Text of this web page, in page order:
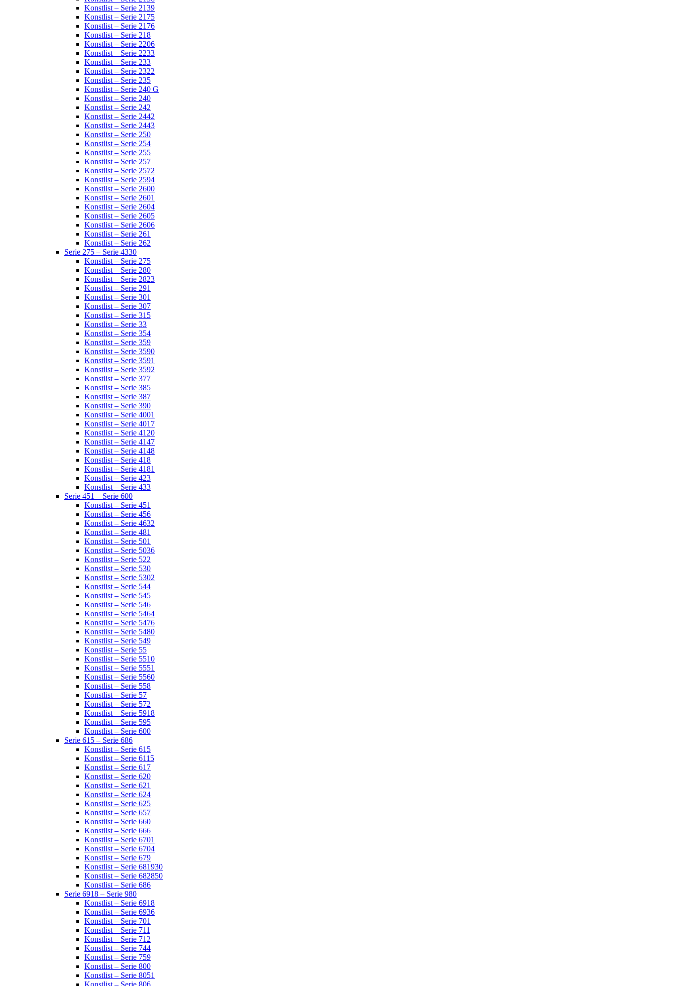
Konstlist – Serie 2139
Konstlist – Serie 2175
Konstlist – Serie 2176
Konstlist – Serie 218
Konstlist – Serie 2206
Konstlist – Serie 2233
Konstlist – Serie 233
Konstlist – Serie 2322
Konstlist – Serie 235
Konstlist – Serie 240 G
Konstlist – Serie 240
Konstlist – Serie 242
Konstlist – Serie 2442
Konstlist – Serie 2443
Konstlist – Serie 250
Konstlist – Serie 254
Konstlist – Serie 255
Konstlist – Serie 257
Konstlist – Serie 2572
Konstlist – Serie 2594
Konstlist – Serie 2600
Konstlist – Serie 2601
Konstlist – Serie 2604
Konstlist – Serie 2605
Konstlist – Serie 2606
Konstlist – Serie 261
Konstlist – Serie 262
Serie 275 – Serie 4330
Konstlist – Serie 275
Konstlist – Serie 280
Konstlist – Serie 2823
Konstlist – Serie 291
Konstlist – Serie 301
Konstlist – Serie 307
Konstlist – Serie 315
Konstlist – Serie 33
Konstlist – Serie 354
Konstlist – Serie 359
Konstlist – Serie 3590
Konstlist – Serie 3591
Konstlist – Serie 3592
Konstlist – Serie 377
Konstlist – Serie 385
Konstlist – Serie 387
Konstlist – Serie 390
Konstlist – Serie 4001
Konstlist – Serie 4017
Konstlist – Serie 4120
Konstlist – Serie 4147
Konstlist – Serie 4148
Konstlist – Serie 418
Konstlist – Serie 4181
Konstlist – Serie 423
Konstlist – Serie 433
Serie 451 – Serie 600
Konstlist – Serie 451
Konstlist – Serie 456
Konstlist – Serie 4632
Konstlist – Serie 481
Konstlist – Serie 501
Konstlist – Serie 5036
Konstlist – Serie 522
Konstlist – Serie 530
Konstlist – Serie 5302
Konstlist – Serie 544
Konstlist – Serie 545
Konstlist – Serie 546
Konstlist – Serie 5464
Konstlist – Serie 5476
Konstlist – Serie 5480
Konstlist – Serie 549
Konstlist – Serie 55
Konstlist – Serie 5510
Konstlist – Serie 5551
Konstlist – Serie 5560
Konstlist – Serie 558
Konstlist – Serie 57
Konstlist – Serie 572
Konstlist – Serie 5918
Konstlist – Serie 595
Konstlist – Serie 600
Serie 615 – Serie 686
Konstlist – Serie 615
Konstlist – Serie 6115
Konstlist – Serie 617
Konstlist – Serie 620
Konstlist – Serie 621
Konstlist – Serie 624
Konstlist – Serie 625
Konstlist – Serie 657
Konstlist – Serie 660
Konstlist – Serie 666
Konstlist – Serie 6701
Konstlist – Serie 6704
Konstlist – Serie 679
Konstlist – Serie 681930
Konstlist – Serie 682850
Konstlist – Serie 686
Serie 6918 – Serie 980
Konstlist – Serie 6918
Konstlist – Serie 6936
Konstlist – Serie 701
Konstlist – Serie 711
Konstlist – Serie 712
Konstlist – Serie 744
Konstlist – Serie 759
Konstlist – Serie 800
Konstlist – Serie 8051
Konstlist – Serie 806